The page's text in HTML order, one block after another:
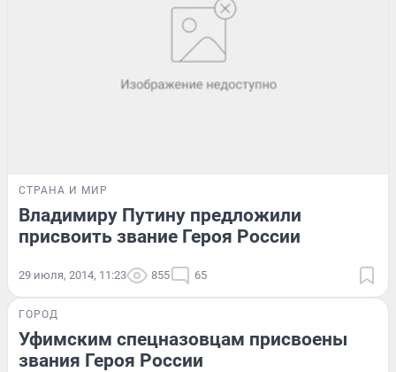
СТРАНА И МИР
Владимиру Путину предложили
присвоить звание Героя России
29 июля, 2014, 11:23 855 65
ГОРОД
Уфимским спецназовцам присвоены
звания Героя России